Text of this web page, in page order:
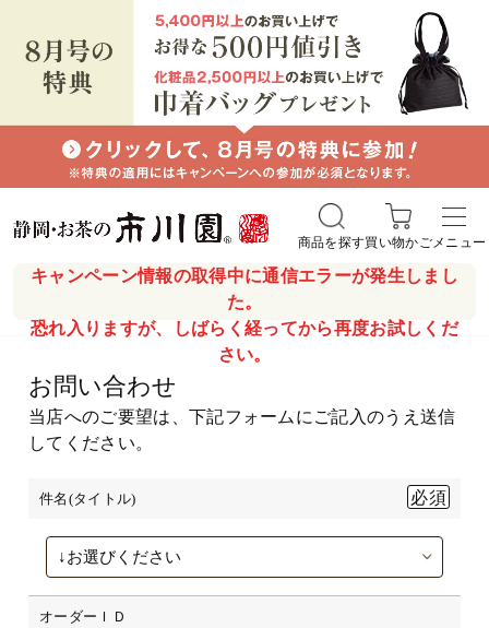
キャンペーン情報の取得中に通信エラーが発生しまし
た。
恐れ入りますが、しばらく経ってから再度お試しくだ
さい。
商品を探す買い物かごメニュー
お問い合わせ
当店へのご要望は、下記フォームにご記入のうえ送信
してください。
件名(タイトル)
オーダーＩＤ